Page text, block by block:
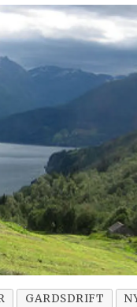
GARDSDRIFT